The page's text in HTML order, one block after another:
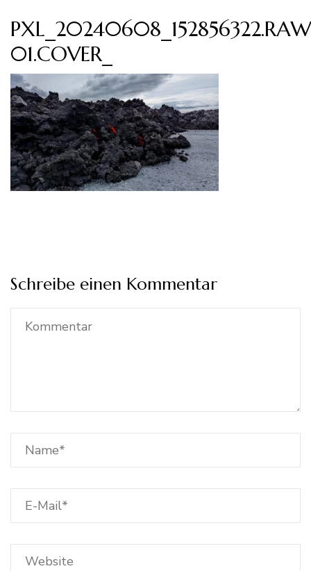
01.COVER_
Schreibe einen Kommentar